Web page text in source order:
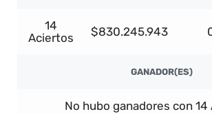
14
Aciertos
$830.245.943
GANADOR(ES)
No hubo ganadores con